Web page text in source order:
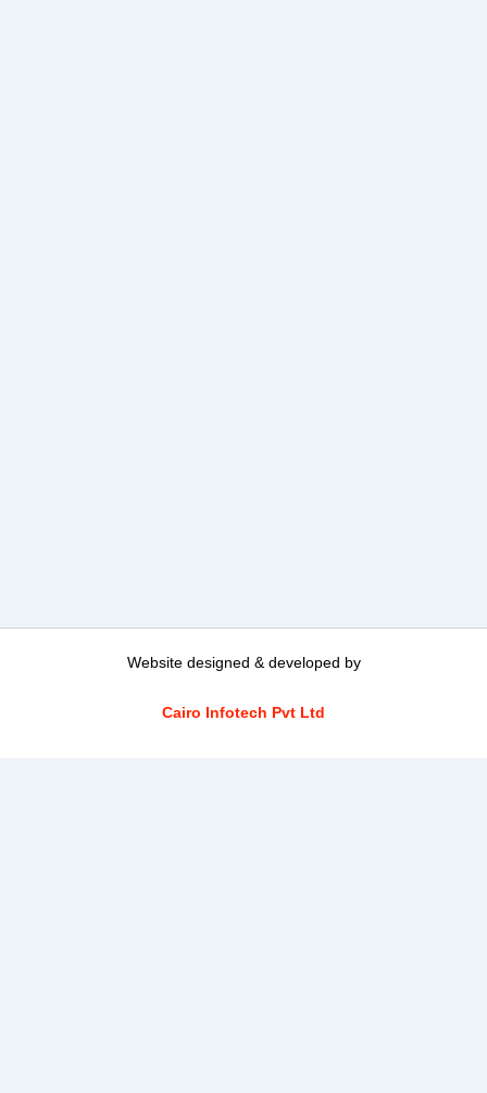
Website designed & developed by
Cairo Infotech Pvt Ltd